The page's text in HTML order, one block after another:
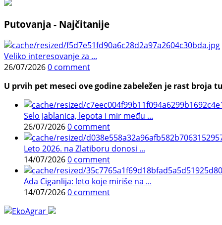
Putovanja - Najčitanije
Veliko interesovanje za ...
26/07/20260 comment
U prvih pet meseci ove godine zabeležen je rast
Selo Jablanica, lepota i mir među ...
26/07/20260 comment
Leto 2026. na Zlatiboru donosi ...
14/07/20260 comment
Ada Ciganlija: leto koje miriše na ...
14/07/20260 comment